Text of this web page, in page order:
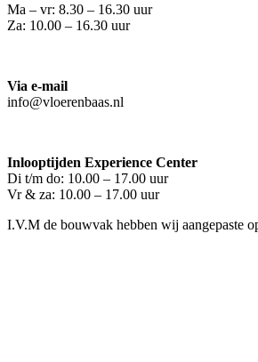
Ma – vr: 8.30 – 16.30 uur
Za: 10.00 – 16.30 uur
Via e-mail
info@vloerenbaas.nl
Inlooptijden Experience Center
Di t/m do: 10.00 – 17.00 uur
Vr & za: 10.00 – 17.00 uur
I.V.M de bouwvak hebben wij aangepaste